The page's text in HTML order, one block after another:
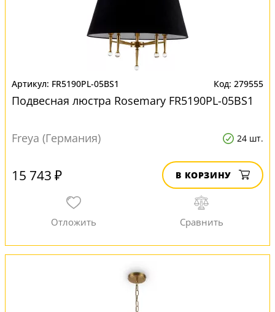
FR5190PL-05BS1 279555
Подвесная люстра Rosemary FR5190PL-05BS1
Freya (Германия) 24 шт.
15 743 ₽ В КОРЗИНУ